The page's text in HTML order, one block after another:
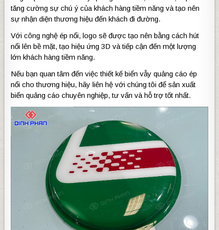
tăng cường sự chú ý của khách hàng tiềm năng và tạo nên
sự nhận diện thương hiệu đến khách đi đường.
Với công nghệ ép nổi, logo sẽ được tạo nên bằng cách hút
nổi lên bề mặt, tạo hiệu ứng 3D và tiếp cận đến một lượng
lớn khách hàng tiềm năng.
Nếu bạn quan tâm đến việc thiết kế biển vẫy quảng cáo ép
nổi cho thương hiệu, hãy liên hệ với chúng tôi để sản xuất
biển quảng cáo chuyên nghiệp, tư vấn và hỗ trợ tốt nhất.